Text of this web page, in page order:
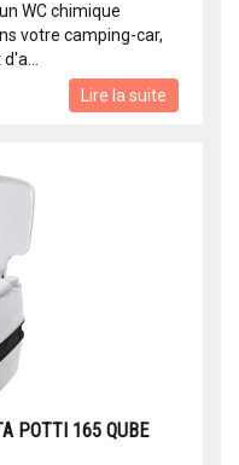
WC chimique
votre camping-car,
Lire la suite
POTTI 165 QUBE